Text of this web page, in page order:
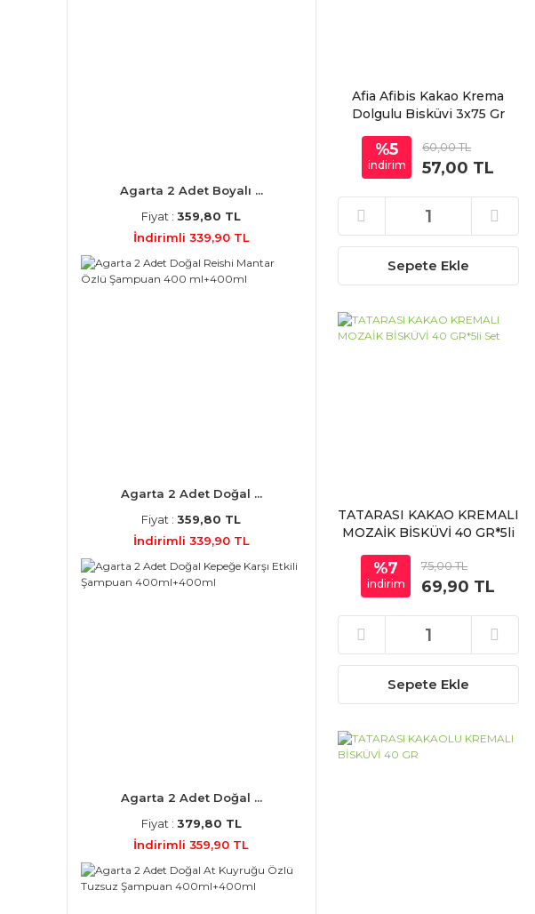
Agarta 2 Adet Boyalı ...
Fiyat :359,80 TL
İndirimli 339,90 TL
Agarta 2 Adet Doğal ...
Fiyat :359,80 TL
İndirimli 339,90 TL
Agarta 2 Adet Doğal ...
Fiyat : 379,80 TL
İndirimli 359,90 TL
Afia Afibis Kakao Krema
Dolgulu Bisküvi 3x75 Gr
%5
indirim
60,00 TL
57,00 TL
Sepete Ekle
TATARASI KAKAO KREMALI
MOZAİK BİSKÜVİ 40 GR*5li
%7
indirim
75,00 TL
69,90 TL
Sepete Ekle